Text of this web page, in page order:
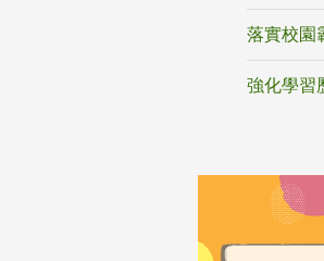
落實校園
強化學習